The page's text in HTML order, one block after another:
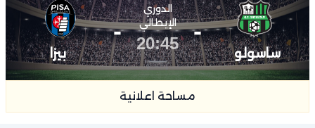
ساسولو
-
الدوري
الإيطالي
20:45
-
بيزا
مساحة اعلانية